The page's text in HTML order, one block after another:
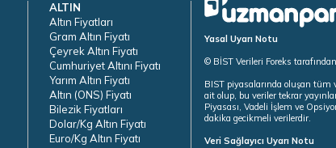
ALTIN
Altın Fiyatları
Gram Altın Fiyatı
Çeyrek Altın Fiyatı
Cumhuriyet Altını Fiyatı
Yarım Altın Fiyatı
Altın (ONS) Fiyatı
Bilezik Fiyatları
Dolar/Kg Altın Fiyatı
Euro/Kg Altın Fiyatı
Yasal Uyarı Notu
© BİST Verileri Foreks
BIST piyasalarında oluşan tüm
ait olup, bu veriler tekrar
Piyasası, Vadeli İşlem ve
dakika gecikmeli verilerdir.
Veri Sağlayıcı Uyarı Notu